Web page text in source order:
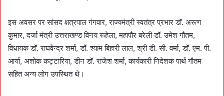
इस अवसर पर सांसद क्षत्रपाल गंगवार, राज्यमंत्री स्वतंत्र प्रभार डॉ. अरूण
कुमार, दर्जा मंत्री उत्तराखण्ड विनय रूहेला, महापौर बरेली डॉ. उमेश गौतम,
विधायक डॉ. राघवेन्द्र शर्मा, डॉ. श्याम बिहारी लाल, श्री डी. सी. वर्मा, डॉ. एम. पी.
आर्या, अशोक कट्टारिया, डीन डॉ. राजेश शर्मा, कार्यकारी निदेशक पार्थ गौतम
सहित अन्य लोग उपस्थित थे।